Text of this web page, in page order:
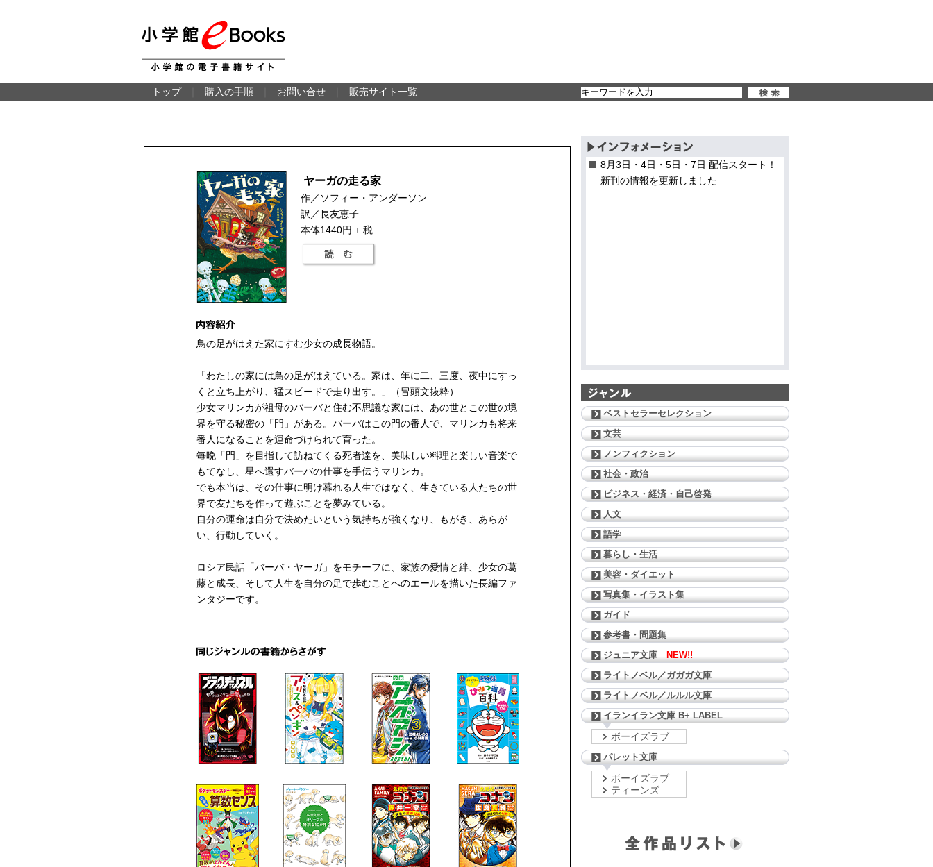
トップ 購入の手順 お問い合せ 販売サイト一覧
ヤーガの走る家
作／ソフィー・アンダーソン
訳／長友恵子
本体1440円 + 税
鳥の足がはえた家にすむ少女の成長物語。
「わたしの家には鳥の足がはえている。家は、年に二、三度、夜中にすっ
くと立ち上がり、猛スピードで走り出す。」（冒頭文抜粋）
少女マリンカが祖母のバーバと住む不思議な家には、あの世とこの世の境
界を守る秘密の「門」がある。バーバはこの門の番人で、マリンカも将来
番人になることを運命づけられて育った。
毎晩「門」を目指して訪ねてくる死者達を、美味しい料理と楽しい音楽で
もてなし、星へ還すバーバの仕事を手伝うマリンカ。
でも本当は、その仕事に明け暮れる人生ではなく、生きている人たちの世
界で友だちを作って遊ぶことを夢みている。
自分の運命は自分で決めたいという気持ちが強くなり、もがき、あらが
い、行動していく。
ロシア民話「バーバ・ヤーガ」をモチーフに、家族の愛情と絆、少女の葛
藤と成長、そして人生を自分の足で歩むことへのエールを描いた長編ファ
ンタジーです。
8月3日・4日・5日・7日 配信スタート！
新刊の情報を更新しました
ベストセラーセレクション
文芸
ノンフィクション
社会・政治
ビジネス・経済・自己啓発
人文
語学
暮らし・生活
美容・ダイエット
写真集・イラスト集
ガイド
参考書・問題集
ジュニア文庫
NEW!!
ライトノベル／ガガガ文庫
ライトノベル／ルルル文庫
イランイラン文庫 B+ LABEL
ボーイズラブ
パレット文庫
ボーイズラブ
ティーンズ